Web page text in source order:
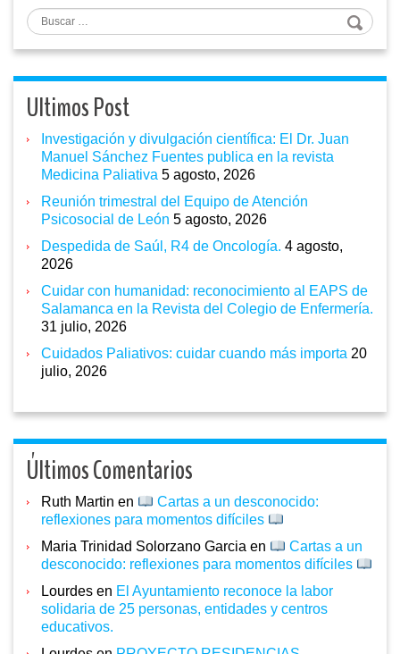
Buscar
Ultimos Post
Investigación y divulgación científica: El Dr. Juan
Manuel Sánchez Fuentes publica en la revista
Medicina Paliativa 5 agosto, 2026
Reunión trimestral del Equipo de Atención
Psicosocial de León 5 agosto, 2026
Despedida de Saúl, R4 de Oncología. 4 agosto,
2026
Cuidar con humanidad: reconocimiento al EAPS de
Salamanca en la Revista del Colegio de Enfermería.
31 julio, 2026
Cuidados Paliativos: cuidar cuando más importa 20
julio, 2026
Últimos Comentarios
Ruth Martin en
Cartas a un desconocido:
reflexiones para momentos difíciles
Maria Trinidad Solorzano Garcia en
Cartas a un
desconocido: reflexiones para momentos difíciles
Lourdes en El Ayuntamiento reconoce la labor
solidaria de 25 personas, entidades y centros
educativos.